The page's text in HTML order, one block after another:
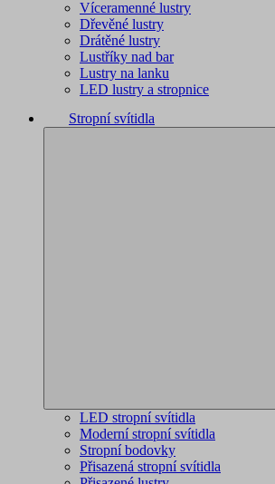
Víceramenné lustry
Dřevěné lustry
Drátěné lustry
Lustříky nad bar
Lustry na lanku
LED lustry a stropnice
Stropní svítidla
LED stropní svítidla
Moderní stropní svítidla
Stropní bodovky
Přisazená stropní svítidla